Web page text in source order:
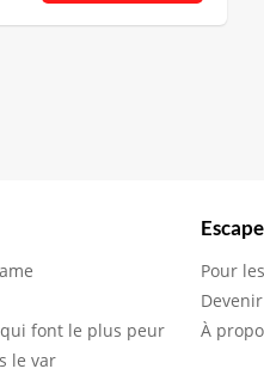
qui font le plus peur
le var
Pour
À